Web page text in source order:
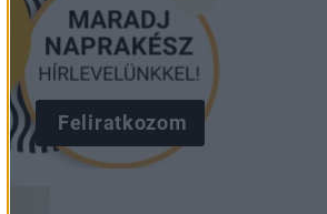
Feliratkozom